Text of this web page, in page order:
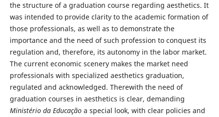
the structure of a graduation course regarding aesthetics. It
was intended to provide clarity to the academic formation of
those professionals, as well as to demonstrate the
importance and the need of such profession to conquest its
regulation and, therefore, its autonomy in the labor market.
The current economic scenery makes the market need
professionals with specialized aesthetics graduation,
regulated and acknowledged. Therewith the need of
graduation courses in aesthetics is clear, demanding
Ministério da Educação a special look, with clear policies and